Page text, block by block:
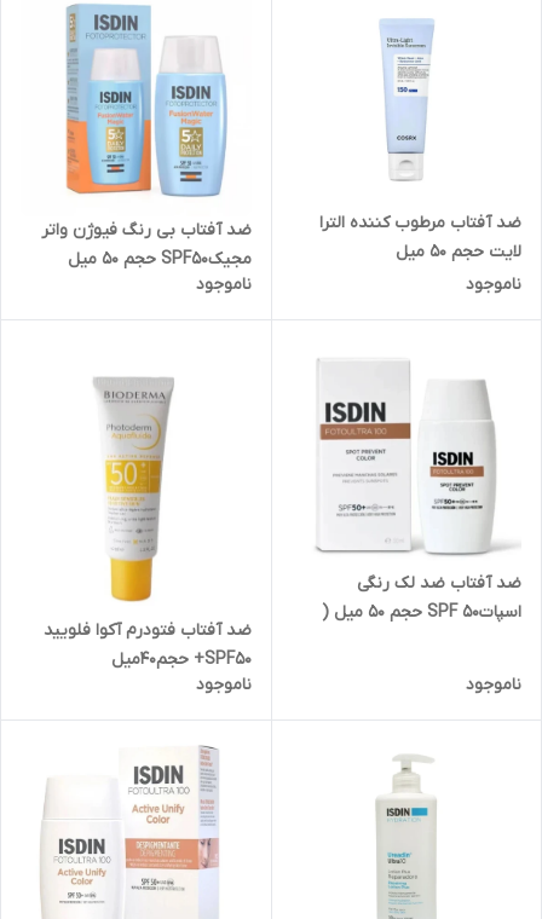
ضد آفتاب مرطوب کننده الترا
لایت حجم 50 میل
ناموجود
ضد آفتاب بی رنگ فیوژن واتر
مجیکSPF50 حجم 50 میل
ناموجود
ضد آفتاب ضد لک رنگی
اسپاتSPF 50 حجم 50 میل (
ناموجود
ضد‌ آفتاب‌ فتودرم‌ آکوا فلویید‌
SPF50+ حجم‌40‌میل
ناموجود